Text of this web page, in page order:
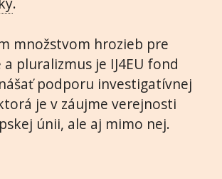
množstvom hrozieb pre
pluralizmus je IJ4EU fond
podporu investigatívnej
je v záujme verejnosti
únii, ale aj mimo nej.